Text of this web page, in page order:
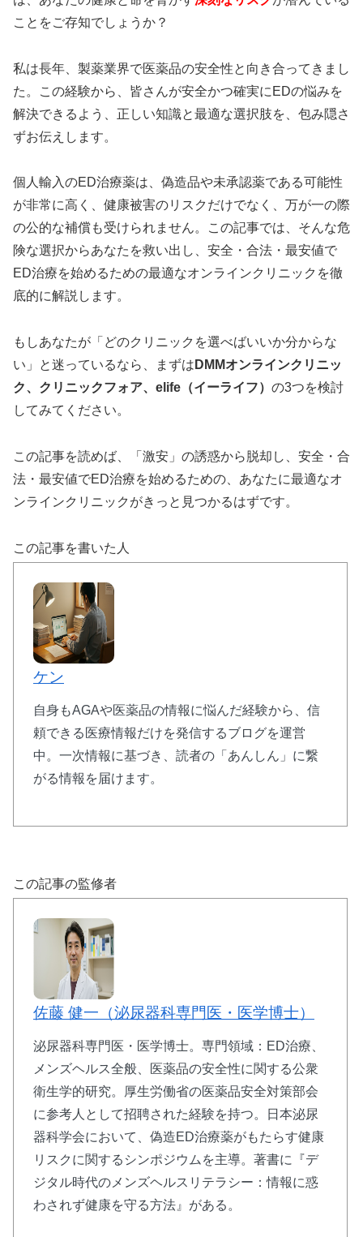
ことをご存知でしょうか？
私は長年、製薬業界で医薬品の安全性と向き合ってきまし
た。この経験から、皆さんが安全かつ確実にEDの悩みを
解決できるよう、正しい知識と最適な選択肢を、包み隠さ
ずお伝えします。
個人輸入のED治療薬は、偽造品や未承認薬である可能性
が非常に高く、健康被害のリスクだけでなく、万が一の際
の公的な補償も受けられません。この記事では、そんな危
険な選択からあなたを救い出し、安全・合法・最安値で
ED治療を始めるための最適なオンラインクリニックを徹
底的に解説します。
もしあなたが「どのクリニックを選べばいいか分からな
い」と迷っているなら、まずは DMMオンラインクリニッ
ク、クリニックフォア、elife（イーライフ） の3つを検討
してみてください。
この記事を読めば、「激安」の誘惑から脱却し、安全・合
法・最安値でED治療を始めるための、あなたに最適なオ
ンラインクリニックがきっと見つかるはずです。
この記事を書いた人
ケン
自身もAGAや医薬品の情報に悩んだ経験から、信
頼できる医療情報だけを発信するブログを運営
中。一次情報に基づき、読者の「あんしん」に繋
がる情報を届けます。
この記事の監修者
佐藤 健一（泌尿器科専門医・医学博士）
泌尿器科専門医・医学博士。専門領域：ED治療、
メンズヘルス全般、医薬品の安全性に関する公衆
衛生学的研究。厚生労働省の医薬品安全対策部会
に参考人として招聘された経験を持つ。日本泌尿
器科学会において、偽造ED治療薬がもたらす健康
リスクに関するシンポジウムを主導。著書に『デ
ジタル時代のメンズヘルスリテラシー：情報に惑
わされず健康を守る方法』がある。